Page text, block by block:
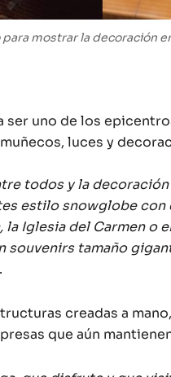
para mostrar la decoración
ser uno de los
luces y
todos y la
estilo snowglobe
Iglesia del Carmen o
souvenirs tamaño
creadas a
que aún